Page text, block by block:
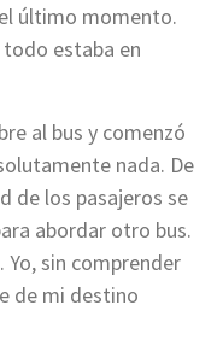
último momento.
todo estaba en
al bus y comenzó
nada. De
de los pasajeros se
abordar otro bus.
sin comprender
de mi destino